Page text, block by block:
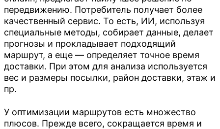
передвижению. Потребитель получает более
качественный сервис. То есть, ИИ, используя
специальные методы, собирает данные, делает
прогнозы и прокладывает подходящий
маршрут, а еще — определяет точное время
доставки. При этом для анализа используется
вес и размеры посылки, район доставки, этаж и
пр.
У оптимизации маршрутов есть множество
плюсов. Прежде всего, сокращается время и
Консультация специалиста
Оставьте свой номер телефона и наш специалист
свяжется с вами
Купить
Оставьте свой номер телефона и наш специалист
свяжется с вами
Город отправления
партиями или регулярными
отправками?
Мы предлагаем существенные скидки на
транспортировку при больших объёмах, а также
предоставляем отсрочку платежа для постоянных
клиентов.
Оставьте контакты, и мы подготовим оптимальное
предложение под ваши задачи.